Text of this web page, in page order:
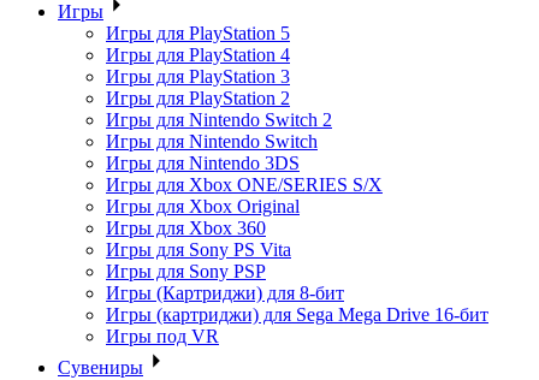
Игры
Игры для PlayStation 5
Игры для PlayStation 4
Игры для PlayStation 3
Игры для PlayStation 2
Игры для Nintendo Switch 2
Игры для Nintendo Switch
Игры для Nintendo 3DS
Игры для Xbox ONE/SERIES S/X
Игры для Xbox Original
Игры для Xbox 360
Игры для Sony PS Vita
Игры для Sony PSP
Игры (Картриджи) для 8-бит
Игры (картриджи) для Sega Mega Drive 16-бит
Игры под VR
Сувениры